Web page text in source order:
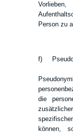
Vorlieben,
Person zu
f)
die
können,